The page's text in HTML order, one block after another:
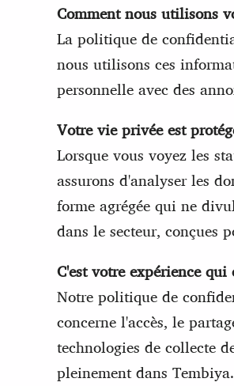
Comment nous utilisons
La politique de
nous utilisons ces
personnelle avec des
Votre vie privée est
Lorsque vous voyez les
assurons d'analyser les
forme agrégée qui ne
dans le secteur, conçues
C'est votre expérience qui
Notre politique de
concerne l'accès, le
technologies de collecte
pleinement dans